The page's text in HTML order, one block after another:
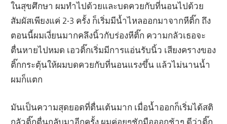
ในสุขศึกษา ผมทำไปด้วยและบดควยกับที่นอนไปด้วย
สัมผัสเพียงแค่ 2-3 ครั้ง ก็เริ่มมีน้ำไหลออกมาจากหีติ๊ก ถึง
ตอนนี้ผมเงี่ยนมากคลึงนิ้วกับร่องหีติ๊ก ความกลัวเธอจะ
ตื่นหายไปหมด เอวติ๊กเริ่มมีการแอ่นรับนิ้ว เสียงครางของ
ติ๊กกระตุ้นให้ผมบดควยกับที่นอนแรงขึ้น แล้วไม่นานน้ำ
ผมก็แตก
มันเป็นความสุดยอดที่ตื่นเต้นมาก เมื่อน้ำออกก็เริ่มได้สติ
กลัวติ๊กตื่นกลับมาอีกครั้ง ผมค่อยๆชักมือออกช้าๆ ดีว่าติ๊ก